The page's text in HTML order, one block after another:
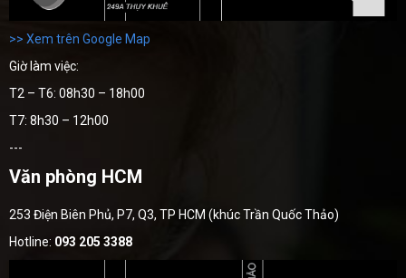
>> Xem trên Google Map
Giờ làm việc:
T2 – T6: 08h30 – 18h00
T7: 8h30 – 12h00
---
Văn phòng HCM
253 Điện Biên Phủ, P7, Q3, TP HCM (khúc Trần Quốc Thảo)
Hotline: 093 205 3388